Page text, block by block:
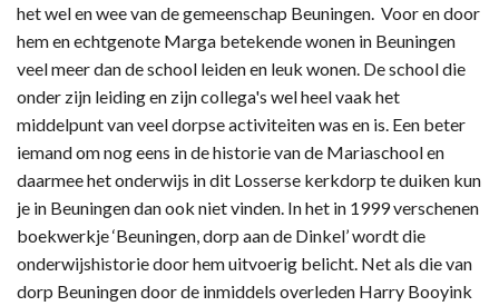
het wel en wee van de gemeenschap Beuningen. Voor en door
hem en echtgenote Marga betekende wonen in Beuningen
veel meer dan de school leiden en leuk wonen. De school die
onder zijn leiding en zijn collega's wel heel vaak het
middelpunt van veel dorpse activiteiten was en is. Een beter
iemand om nog eens in de historie van de Mariaschool en
daarmee het onderwijs in dit Losserse kerkdorp te duiken kun
je in Beuningen dan ook niet vinden. In het in 1999 verschenen
boekwerkje ‘Beuningen, dorp aan de Dinkel’ wordt die
onderwijshistorie door hem uitvoerig belicht. Net als die van
dorp Beuningen door de inmiddels overleden Harry Booyink